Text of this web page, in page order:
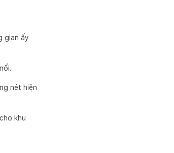
gian ấy
nét hiện
khu